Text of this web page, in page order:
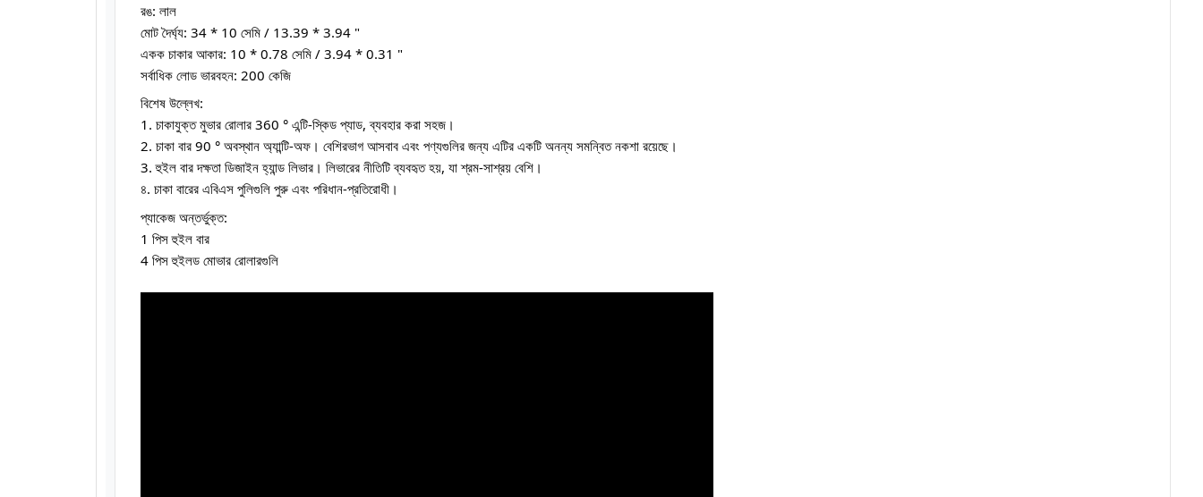
রঙ: লাল
মোট দৈর্ঘ্য: 34 * 10 সেমি / 13.39 * 3.94 "
একক চাকার আকার: 10 * 0.78 সেমি / 3.94 * 0.31 "
সর্বাধিক লোড ভারবহন: 200 কেজি
বিশেষ উল্লেখ:
1. চাকাযুক্ত মুভার রোলার 360 ° এন্টি-স্কিড প্যাড, ব্যবহার করা সহজ।
2. চাকা বার 90 ° অবস্থান অ্যান্টি-অফ। বেশিরভাগ আসবাব এবং পণ্যগুলির জন্য এটির একটি অনন্য সমন্বিত নকশা রয়েছে।
3. হুইল বার দক্ষতা ডিজাইন হ্যান্ড লিভার। লিভারের নীতিটি ব্যবহৃত হয়, যা শ্রম-সাশ্রয় বেশি।
৪. চাকা বারের এবিএস পুলিগুলি পুরু এবং পরিধান-প্রতিরোধী।
প্যাকেজ অন্তর্ভুক্ত:
1 পিস হুইল বার
4 পিস হুইলড মোভার রোলারগুলি